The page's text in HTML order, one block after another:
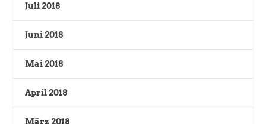
Juli 2018
Juni 2018
Mai 2018
April 2018
März 2018